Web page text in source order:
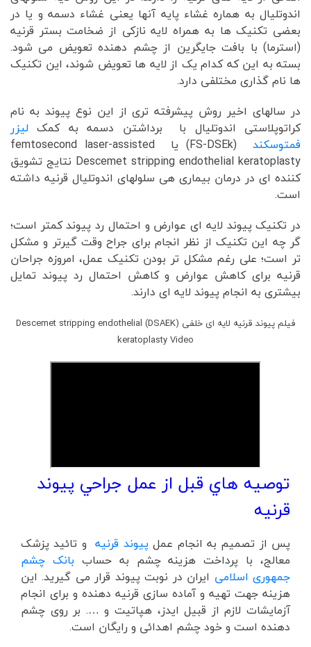
اندوتلیال به هماره غشاء پایه آنها یعنی غشاء دسمه و یا در
بعضی تکنیک ها به همراه لایه نازکی از ضخامت بستر قرنیه
(استرما) با بافت جایگرین از چشم دهنده تعویض می شود.
بسته به این که کدام یک از لایه ها تعویض شوند، این تکنیک
ها نام گذاری مختلفی دارد.
در سالهای اخیر روش پیشرفته تری از این نوع پیوند به نام
کراتوپلاستی اندوتلیال با برداشتن دسمه به کمک لیزر
فمتوسکند
(FS-DSEk) یا femtosecond laser-assisted
Descemet stripping endothelial keratoplasty نتایج تشویق
کننده ای در درمان بیماری هی سلولهای اندوتلیال قرنیه داشته
است.
در تکنیک پیوند لایه ای عوارض و احتمال رد پیوند کمتر است؛
گر چه این تکنیک از نظر انجام برای جراح وقت گیرتر و مشکل
تر است؛ علی رغم مشکل تر بودن تکنیک عمل، امروزه جراحان
قرنیه برای کاهش عوارض و کاهش احتمال رد پیوند تمایل
بیشتری به انجام پیوند لایه ای دارند.
فیلم پیوند قرنیه لایه ای خلفی (DSAEK) Descemet stripping endothelial
keratoplasty Video
توصيه هاي قبل از عمل جراحي پیوند
قرنیه
پس از تصمیم به انجام عملپیوند قرنیه و تائید پزشک
معالج، با پرداخت هزینه چشم به حساب بانک چشم
جمهوری اسلامی ایران در نوبت پیوند قرار می گیرید. این
هزینه جهت تهیه و آماده سازی قرنیه دهنده و برای انجام
آزمایشات لازم از قبیل ایدز، هپاتیت و …. بر روی چشم
دهنده است و خود چشم اهدائی و رایگان است.